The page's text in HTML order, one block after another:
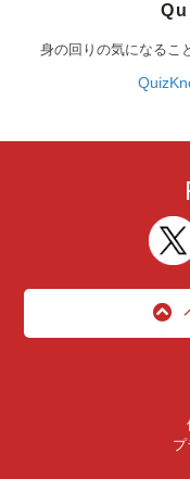
身の回りの気になるこ